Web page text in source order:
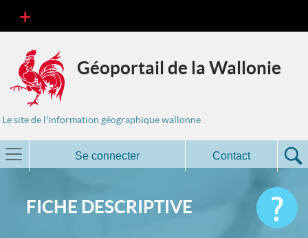
Géoportail de la Wallonie
Le site de l'information géographique wallonne
Se connecter Contact
FICHE DESCRIPTIVE